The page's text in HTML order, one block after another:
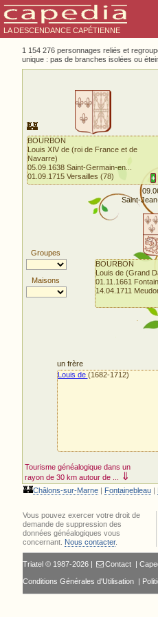
LA DESCENDANCE CAPÉTIENNE
1 154 276 personnages reliés et
unique : pas de branches isolées ou
Groupes
Maisons
Tourisme généalogique dans un
rayon de 30 km autour de ...
⇓
BOURBON
Louis de (Grand
01.11.1661
14.04.1711
+
🏰
BOURBON
Louis XIV de (roi de France et de
Navarre)
05.09.1638 Saint-Germain-en...
01.09.1715 Versailles (78)
Saint-
un frère
Louis de (1682-1712)
🏰Châlons-sur-Marne | Fontainebleau |
Vous pouvez exercer votre droit de
demande de suppression des
données généalogiques vous
concernant. Nous contacter.
Triatel © 1987-2026 | Contact |
Conditions Générales d'Utilisation |